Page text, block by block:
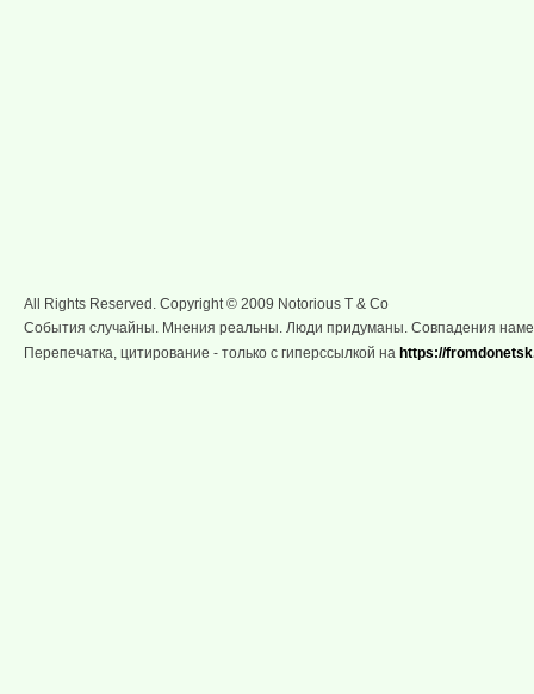
All Rights Reserved. Copyright © 2009 Notorious T & Co
События случайны. Мнения реальны. Люди придуманы. Совпадения
Перепечатка, цитирование - только с гиперссылкой на https://